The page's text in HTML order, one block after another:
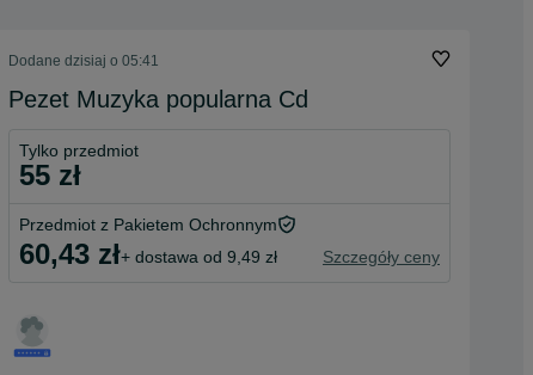
Dodane dzisiaj o 05:41
Pezet Muzyka popularna Cd
Tylko przedmiot
55 zł
Przedmiot z Pakietem Ochronnym
60,43 zł+ dostawa od 9,49 zł Szczegóły ceny